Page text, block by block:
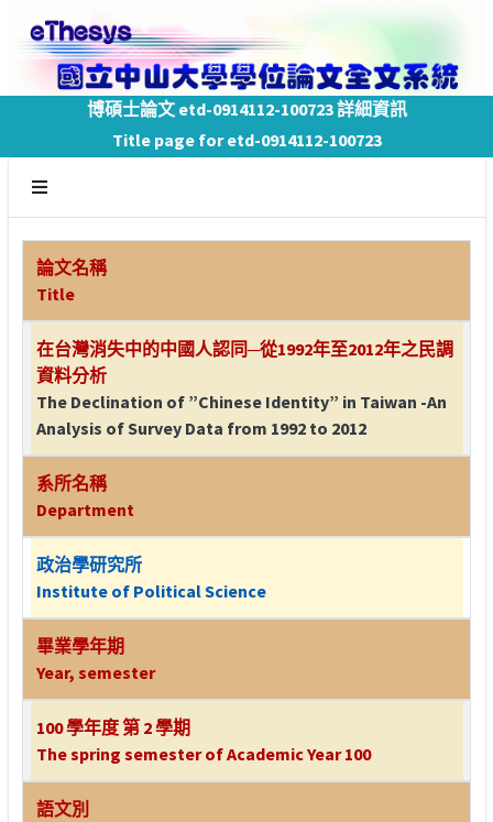
博碩士論文 etd-0914112-100723 詳細資訊
Title page for etd-0914112-100723
論文名稱
Title
在台灣消失中的中國人認同─從1992年至2012年之民調
資料分析
The Declination of ”Chinese Identity” in Taiwan -An
Analysis of Survey Data from 1992 to 2012
系所名稱
Department
政治學研究所
Institute of Political Science
畢業學年期
Year, semester
100 學年度 第 2 學期
The spring semester of Academic Year 100
語文別